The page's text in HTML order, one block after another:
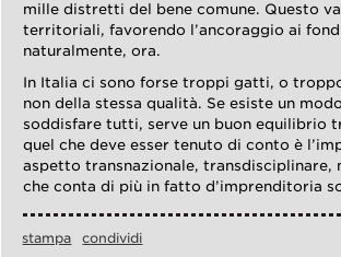
mille distretti del bene comune. Questo
territoriali, favorendo l’ancoraggio ai
naturalmente, ora.
In Italia ci sono forse troppi gatti, o
non della stessa qualità. Se esiste un
soddisfare tutti, serve un buon equilibrio
quel che deve esser tenuto di conto è
aspetto transnazionale, transdisciplinare,
che conta di più in fatto d’imprenditoria
stampa condividi